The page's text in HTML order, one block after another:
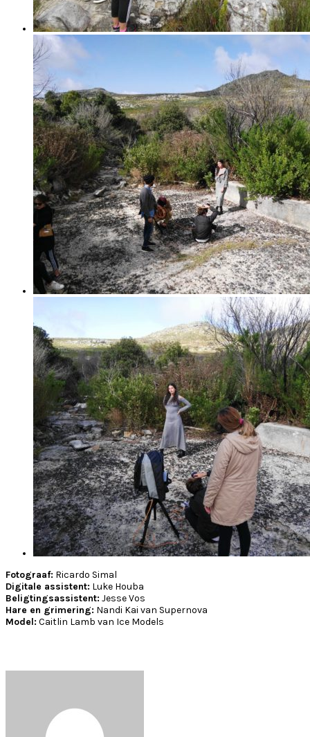
Fotograaf: Ricardo Simal
Digitale assistent: Luke Houba
Beligtingsassistent: Jesse Vos
Hare en grimering: Nandi Kai van Supernova
Model: Caitlin Lamb van Ice Models